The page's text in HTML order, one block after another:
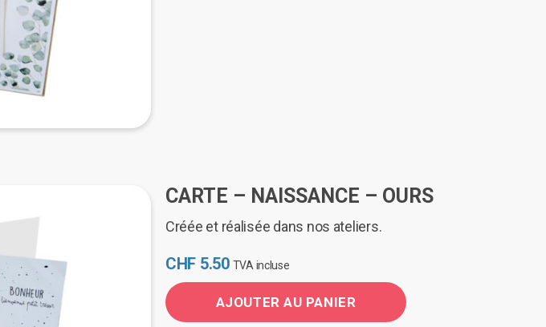
CARTE – NAISSANCE – OURS
Créée et réalisée dans nos ateliers.
CHF 5.50 TVA incluse
AJOUTER AU PANIER